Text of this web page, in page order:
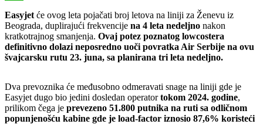
WhatsApp
Easyjet će ovog leta pojačati broj letova na liniji za Ženevu iz
Beograda, duplirajući frekvencije na 4 leta nedeljno nakon
kratkotrajnog smanjenja. Ovaj potez poznatog lowcostera
definitivno dolazi neposredno uoči povratka Air Serbije na ovu
švajcarsku rutu 23. juna, sa planirana tri leta nedeljno.
Dva prevoznika će međusobno odmeravati snage na liniji gde je
Easyjet dugo bio jedini dosledan operatortokom 2024. godine,
prilikom čega je prevezeno 51.800 putnika na ruti sa odličnom
popunjenošću kabine gde je load-factor iznosio 87,6% koristeći